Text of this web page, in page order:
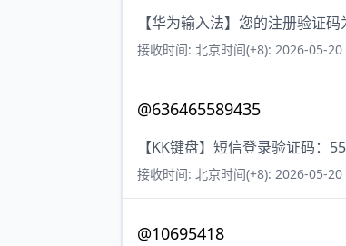
【华为输入法】您的注册验证码
接收时间: 北京时间(+8): 2026-05-
@636465589435
【KK键盘】短信登录验证码：
接收时间: 北京时间(+8): 2026-05-
@10695418